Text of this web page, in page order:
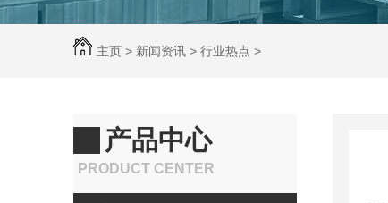
主页 > 新闻资讯 > 行业热点 >
产品中心
PRODUCT CENTER